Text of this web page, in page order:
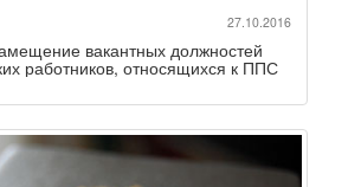
27.10.2016
вакантных должностей
работников, относящихся к ППС